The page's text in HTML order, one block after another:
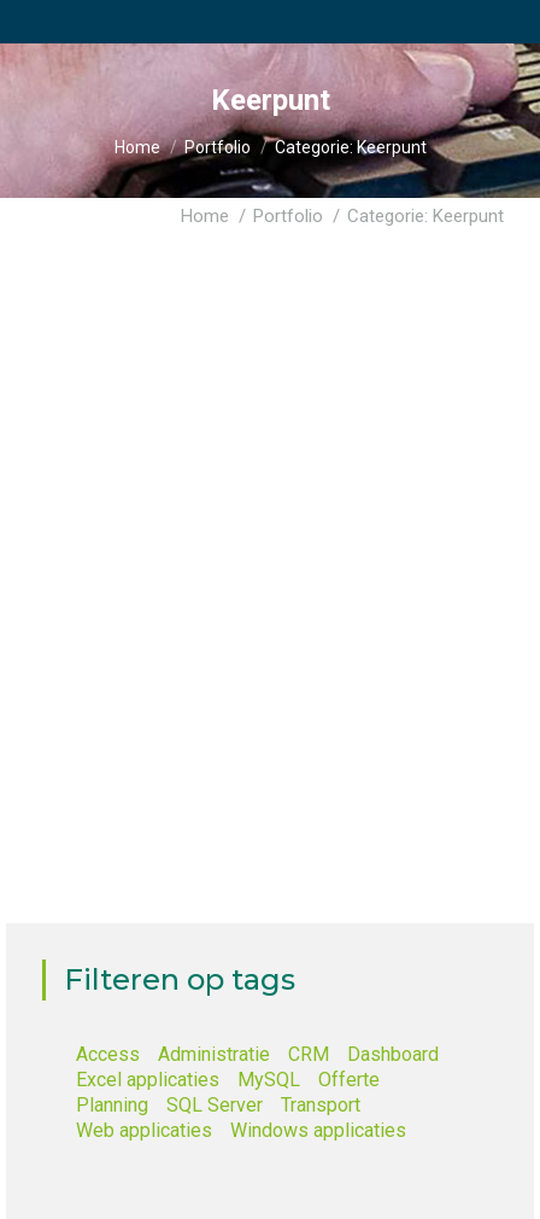
Keerpunt
Je bent hier:
Home Portfolio Categorie: Keerpunt
Je bent hier:
Home Portfolio Categorie: Keerpunt
Filteren op tags
Access Administratie CRM
Dashboard
Excel applicaties
MySQL
Offerte
Planning
SQL Server
Transport
Web applicaties
Windows applicaties